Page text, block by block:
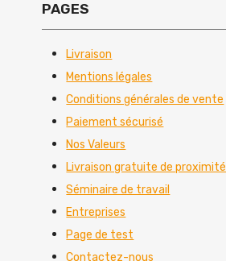
PAGES
Livraison
Mentions légales
Conditions générales de vente
Paiement sécurisé
Nos Valeurs
Livraison gratuite de proximité
Séminaire de travail
Entreprises
Page de test
Contactez-nous